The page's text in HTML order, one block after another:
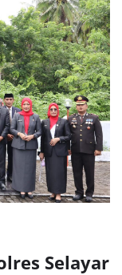
Selayar